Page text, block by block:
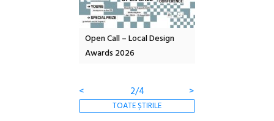
Open Call – Local Design
Awards 2026
<
3/4 >
TOATE ȘTIRILE